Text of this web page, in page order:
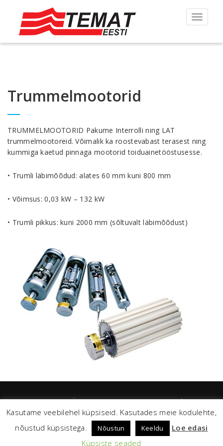
Toggle
Trummelmootorid
TRUMMELMOOTORID Pakume Interrolli ning LAT
trummelmootoreid. Võimalik ka roostevabast terasest ning
kummiga kaetud pinnaga mootorid toiduainetööstusesse.
• Trumli läbimõõdud: alates 60 mm kuni 800 mm
• Võimsus: 0,03 kW – 132 kW
• Trumli pikkus: kuni 2000 mm (sõltuvalt läbimõõdust)
TEMAT EESTI OÜ 2026 / temat@temat.ee / Sander Susi
(+372 ) 53 331 427 / Elar Tovstik (+372) 51 102 49 / Argo
Truman (+372) 55 583 766 / Marek Sarapuu (+372) 50 639 04
Ladu (+372) 52 353 90
Kasutame veebilehel küpsiseid. Kasutades meie kodulehte,
nõustud küpsistega.
Nõustun Keeldu
Loe edasi
Küpsiste seaded